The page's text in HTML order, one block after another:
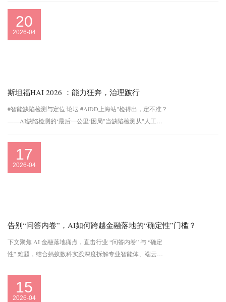
20
2026-04
斯坦福HAI 2026 ：能力狂奔，治理跛行
#智能缺陷检测与定位 论坛 #AiDD上海站"检得出，定不准？
——AI缺陷检测的‘最后一公里‘困局"当缺陷检测从"人工排
17
2026-04
告别“问答内卷”，AI如何跨越金融落地的“确定性”门槛？
下文聚焦 AI 金融落地痛点，直击行业 “问答内卷” 与 “确定
性” 难题，结合蚂蚁数科实践深度拆解专业智能体、端云协
必读...15
2026-04